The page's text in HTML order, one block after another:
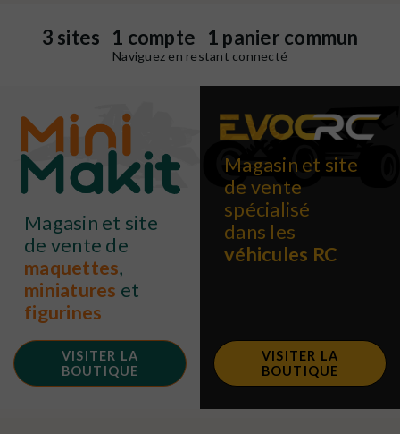
3 sites 1 compte 1 panier commun
Naviguez en restant connecté
Magasin et site
de vente de
maquettes,
miniatures et
figurines
VISITER LA
BOUTIQUE
Magasin et site
de vente
spécialisé
dans les
véhicules RC
VISITER LA
BOUTIQUE